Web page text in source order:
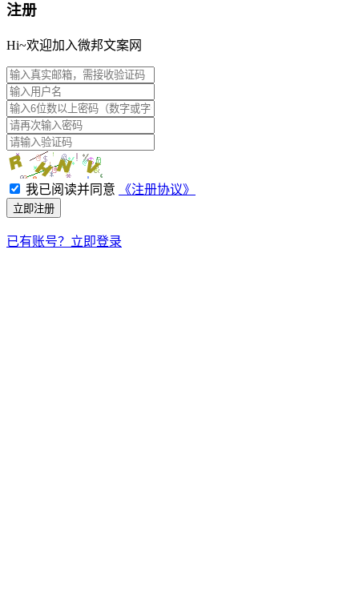
注册
Hi~欢迎加入微邦文案网
我已阅读并同意 《注册协议》
立即注册
已有账号？立即登录